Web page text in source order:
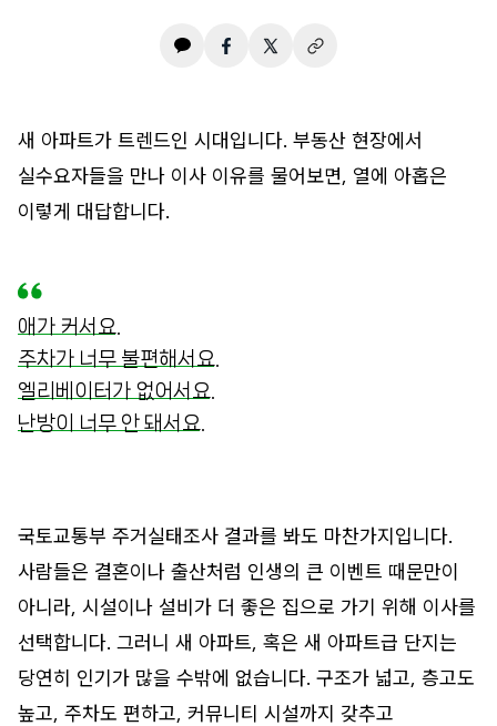
새 아파트가 트렌드인 시대입니다. 부동산 현장에서
실수요자들을 만나 이사 이유를 물어보면, 열에 아홉은
이렇게 대답합니다.
애가 커서요.
주차가 너무 불편해서요.
엘리베이터가 없어서요.
난방이 너무 안 돼서요.
국토교통부 주거실태조사 결과를 봐도 마찬가지입니다.
사람들은 결혼이나 출산처럼 인생의 큰 이벤트 때문만이
아니라, 시설이나 설비가 더 좋은 집으로 가기 위해 이사를
선택합니다. 그러니 새 아파트, 혹은 새 아파트급 단지는
당연히 인기가 많을 수밖에 없습니다. 구조가 넓고, 층고도
높고, 주차도 편하고, 커뮤니티 시설까지 갖추고